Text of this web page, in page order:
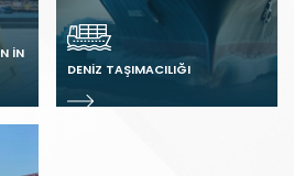
IN
DENIZ TAŞIMACILIĞI